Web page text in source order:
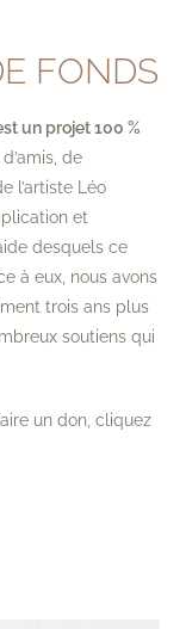
FONDS
un projet 100 %
de
l’artiste Léo
et
desquels ce
à eux, nous avons
trois ans plus
soutiens qui
un don, cliquez